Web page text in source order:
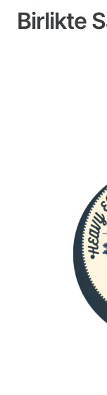
Birlikte